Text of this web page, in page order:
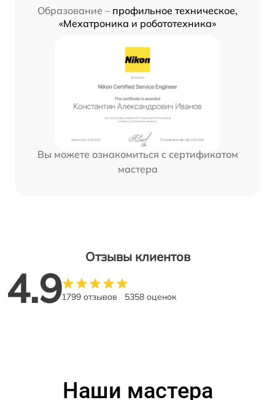
Образование – профильное техническое,
«Мехатроника и робототехника»
Вы можете ознакомиться с сертификатом
мастера
Отзывы клиентов
4.91799 отзывов 5358 оценок
Наши мастера